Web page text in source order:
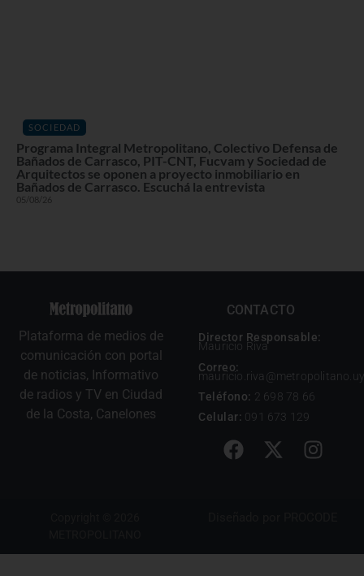
SOCIEDAD
Programa Integral Metropolitano, Colectivo Defensa de
Bañados de Carrasco, PIT-CNT, Fucvam y Sociedad de
Arquitectos se oponen a proyecto inmobiliario en
Bañados de Carrasco. Escuchá la entrevista
05/08/26
Plataforma de medios de
comunicación con portal
de noticias, Informativo
de radios y TV en Ciudad
de la Costa, Canelones
CONTACTO
Director Responsable:
Mauricio Riva
Correo:
mauricio.riva@metropolitano.uy
Teléfono: 2 698 78 66
Celular: 091 673 129